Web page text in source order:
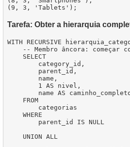
Tarefa: Obter a hierarquia
WITH RECURSIVE
-- Membro âncora: começar
    SELECT
        category_id,
        parent_id,
        name,
        1 AS nivel,
name AS
    FROM
        categorias
    WHERE
        parent_id IS NULL
    UNION ALL